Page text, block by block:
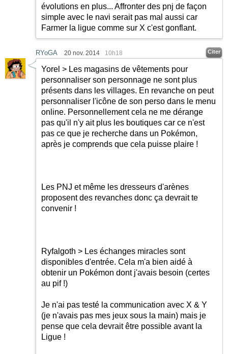
évolutions en plus... Affronter des pnj de façon
simple avec le navi serait pas mal aussi car
Farmer la ligue comme sur X c'est gonflant.
RYoGA 20 nov. 2014 10h18 Citer
Yorel > Les magasins de vêtements pour
personnaliser son personnage ne sont plus
présents dans les villages. En revanche on peut
personnaliser l'icône de son perso dans le menu
online. Personnellement cela ne me dérange
pas qu'il n'y ait plus les boutiques car ce n'est
pas ce que je recherche dans un Pokémon,
après je comprends que cela puisse plaire !
Les PNJ et même les dresseurs d'arènes
proposent des revanches donc ça devrait te
convenir !
Ryfalgoth > Les échanges miracles sont
disponibles d'entrée. Cela m'a bien aidé à
obtenir un Pokémon dont j'avais besoin (certes
au pif !)
Je n'ai pas testé la communication avec X & Y
(je n'avais pas mes jeux sous la main) mais je
pense que cela devrait être possible avant la
Ligue !